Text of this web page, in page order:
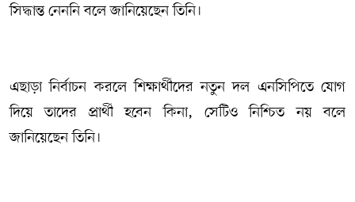
সিদ্ধান্ত নেননি বলে জানিয়েছেন তিনি।
এছাড়া নির্বাচন করলে শিক্ষার্থীদের নতুন দল এনসিপিতে যোগ
দিয়ে তাদের প্রার্থী হবেন কিনা, সেটিও নিশ্চিত নয় বলে
জানিয়েছেন তিনি।